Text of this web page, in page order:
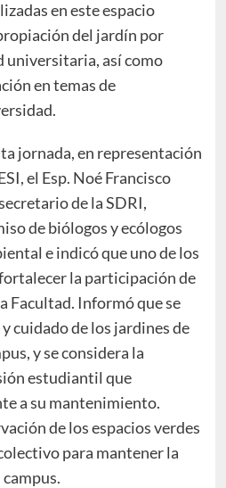
en este espacio
del jardín por
universitaria, así como
en temas de
jornada, en representación
el Esp. Noé Francisco
de la SDRI,
de biólogos y ecólogos
e indicó que uno de los
la participación de
Facultad. Informó que se
cuidado de los jardines de
y se considera la
estudiantil que
a su mantenimiento.
de los espacios verdes
para mantener la